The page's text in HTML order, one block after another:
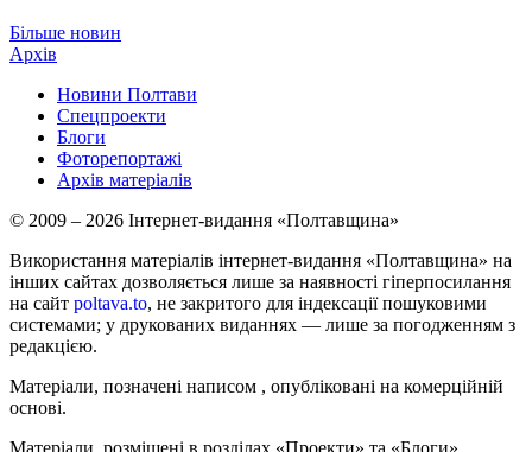
Більше новин
Архів
Новини Полтави
Спецпроекти
Блоги
Фоторепортажі
Архів матеріалів
© 2009 – 2026 Інтернет-видання «Полтавщина»
Використання матеріалів інтернет-видання «Полтавщина» на
інших сайтах дозволяється лише за наявності гіперпосилання
на сайт poltava.to, не закритого для індексації пошуковими
системами; у друкованих виданнях — лише за погодженням з
редакцією.
Матеріали, позначені написом , опубліковані на комерційній
основі.
Матеріали, розміщені в розділах «Проекти» та «Блоги»,